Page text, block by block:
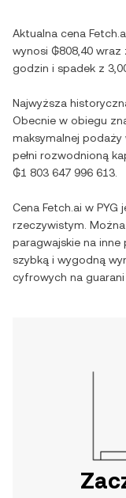
Aktualna cena
wynosi ₲808,40 wraz
godzin i spadek z
Najwyższa
Obecnie w obiegu
maksymalnej podaży
pełni rozwodnioną
₲1 803 647 996 613
Cena Fetch.ai w PYG
rzeczywistym.
paragwajskie na inne
szybką i wygodną
cyfrowych na